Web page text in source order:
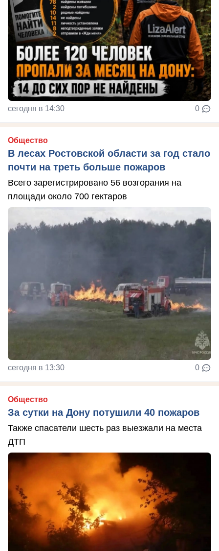
сегодня в 14:30 0
Общество
В лесах Ростовской области за год стало
почти на треть больше пожаров
Всего зарегистрировано 56 возгорания на
площади около 700 гектаров
сегодня в 13:30 0
Общество
За сутки на Дону потушили 40 пожаров
Также спасатели шесть раз выезжали на места
ДТП